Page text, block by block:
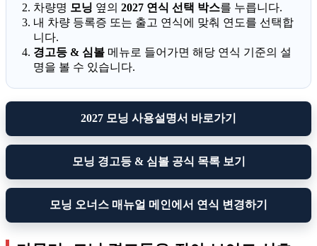
차량명 모닝 옆의 2027 연식 선택 박스를 누릅니다.
내 차량 등록증 또는 출고 연식에 맞춰 연도를 선택합
니다.
경고등 & 심볼 메뉴로 들어가면 해당 연식 기준의 설
명을 볼 수 있습니다.
2027 모닝 사용설명서 바로가기
모닝 경고등 & 심볼 공식 목록 보기
모닝 오너스 매뉴얼 메인에서 연식 변경하기